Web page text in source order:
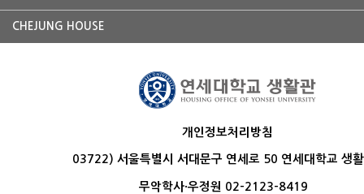
CHEJUNG HOUSE
개인정보처리방침
03722) 서울특별시 서대문구 연세로 50 연세대학교 생
무악학사·우정원 02-2123-8419